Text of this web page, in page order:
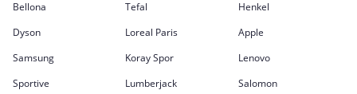
Bellona
Tefal
Henkel
Dyson
Loreal Paris
Apple
Samsung
Koray Spor
Lenovo
Sportive
Lumberjack Salomon